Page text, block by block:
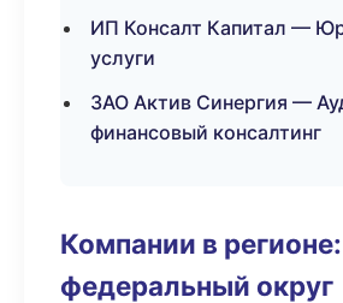
ИП Консалт Капитал —
услуги
ЗАО Актив Синергия —
финансовый консалтинг
Компании в
федеральный округ